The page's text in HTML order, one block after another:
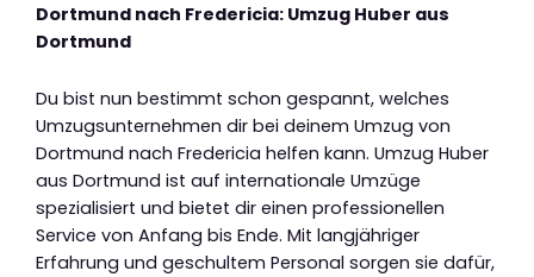
Dortmund nach Fredericia: Umzug Huber aus
Dortmund
Du bist nun bestimmt schon gespannt, welches
Umzugsunternehmen dir bei deinem Umzug von
Dortmund nach Fredericia helfen kann. Umzug Huber
aus Dortmund ist auf internationale Umzüge
spezialisiert und bietet dir einen professionellen
Service von Anfang bis Ende. Mit langjähriger
Erfahrung und geschultem Personal sorgen sie dafür,